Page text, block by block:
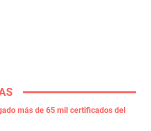
más de 65 mil certificados del